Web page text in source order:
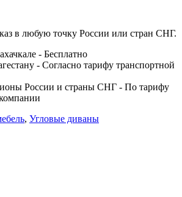
в любую точку России или стран СНГ.
- Бесплатно
- Согласно тарифу транспортной
России и страны СНГ - По тарифу
, Угловые диваны